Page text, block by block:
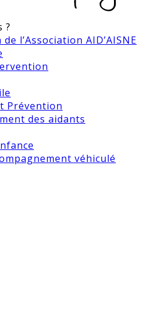
?
l’Association AID’AISNE
Prévention
des aidants
véhiculé